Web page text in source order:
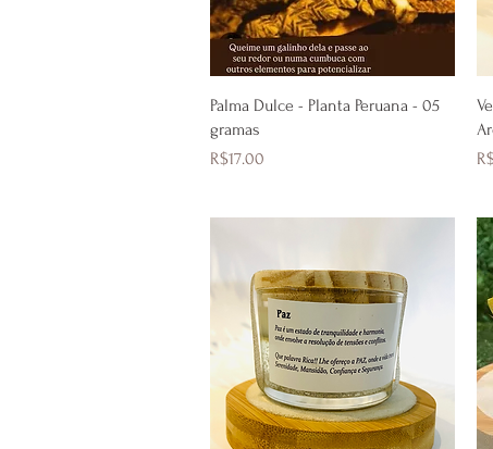
Quick View
Palma Dulce - Planta Peruana - 05
gramas
Price
R$17.00